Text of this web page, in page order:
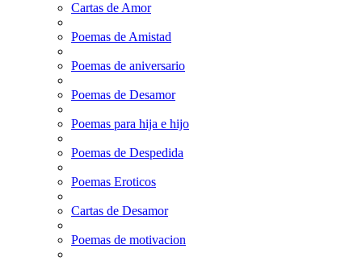
Cartas de Amor
Poemas de Amistad
Poemas de aniversario
Poemas de Desamor
Poemas para hija e hijo
Poemas de Despedida
Poemas Eroticos
Cartas de Desamor
Poemas de motivacion